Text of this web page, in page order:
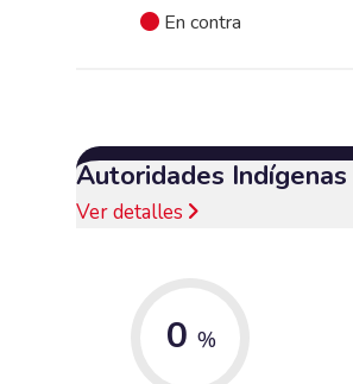
En contra
Autoridades
Ver detalles
0 %